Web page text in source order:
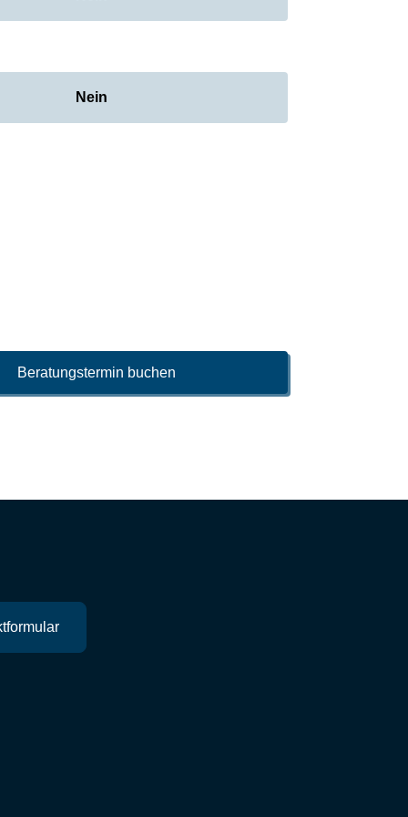
Nein
Beratungstermin buchen